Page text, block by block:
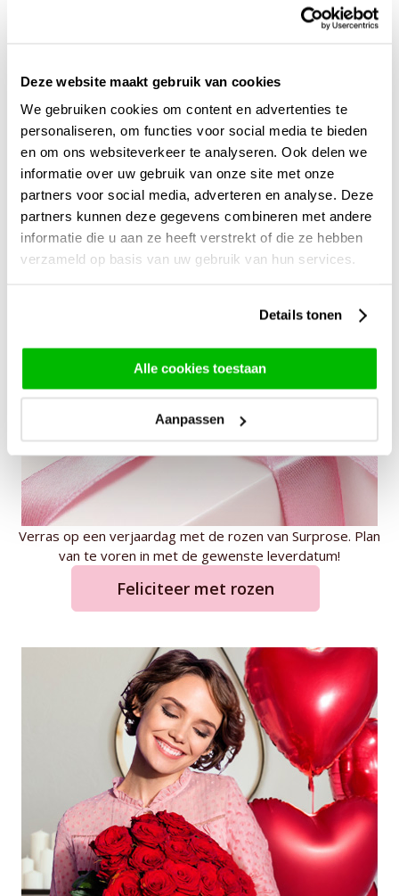
Deze website maakt gebruik van cookies
We gebruiken cookies om content en advertenties te
personaliseren, om functies voor social media te bieden
en om ons websiteverkeer te analyseren. Ook delen we
informatie over uw gebruik van onze site met onze
partners voor social media, adverteren en analyse. Deze
partners kunnen deze gegevens combineren met andere
informatie die u aan ze heeft verstrekt of die ze hebben
verzameld op basis van uw gebruik van hun services.
Details tonen
Alle cookies toestaan
Aanpassen
boeket wilt hebben!
Kies je aantal
Verras op een verjaardag met de rozen van Surprose. Plan
van te voren in met de gewenste leverdatum!
Feliciteer met rozen